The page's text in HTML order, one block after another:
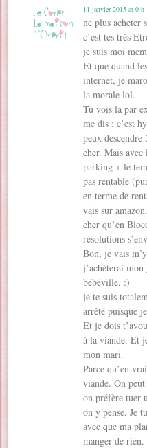
11 janvier 2015 at 0
ne plus acheter
c’est tes très
je suis moi
Et que quand
internet, je
la morale lol.
Tu vois la par
me dis : c’est
peux
cher. Mais
parking + le
pas rentable
en terme de
vais sur
cher qu’en
résolutions
Bon, je vais
j’achèterai
bébéville. :)
je te suis
arrêté puisque
Et je dois
à la viande. Et
mon mari.
Parce qu’en
viande. On
on préfère tuer
on y pense. Je
avec que ma
manger de